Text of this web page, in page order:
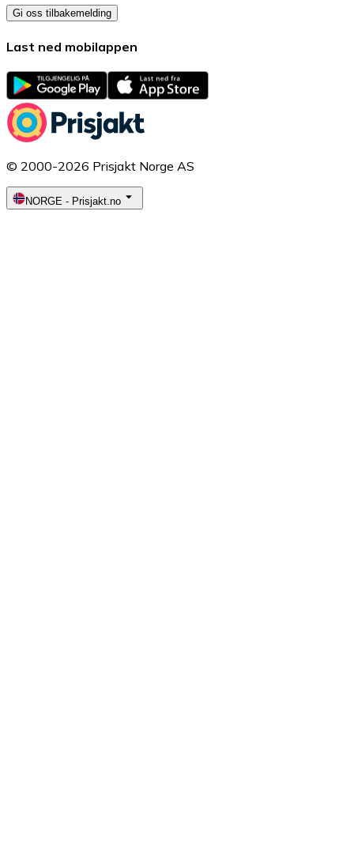
Gi oss tilbakemelding
Last ned mobilappen
© 2000-2026 Prisjakt Norge AS
NORGE - Prisjakt.no